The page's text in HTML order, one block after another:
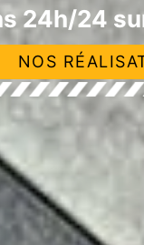
24h/24
NOS